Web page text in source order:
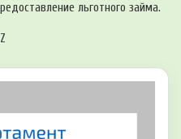
льготного займа.